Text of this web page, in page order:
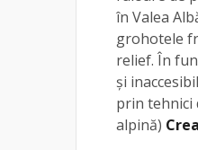
în Valea
grohotele
relief. În
şi
prin tehnici
alpină)